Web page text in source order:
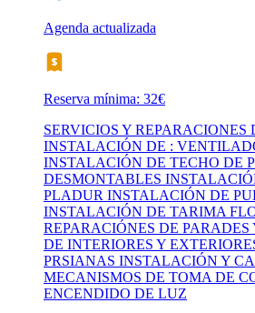
Agenda actualizada
Reserva mínima: 32€
SERVICIOS Y REPARACIONES
INSTALACIÓN DE :
INSTALACIÓN DE TECHO DE
DESMONTABLES
PLADUR INSTALACIÓN DE
INSTALACIÓN DE TARIMA
REPARACIÓNES DE PARADES
DE INTERIORES Y
PRSIANAS INSTALACIÓN Y
MECANISMOS DE TOMA DE
ENCENDIDO DE LUZ